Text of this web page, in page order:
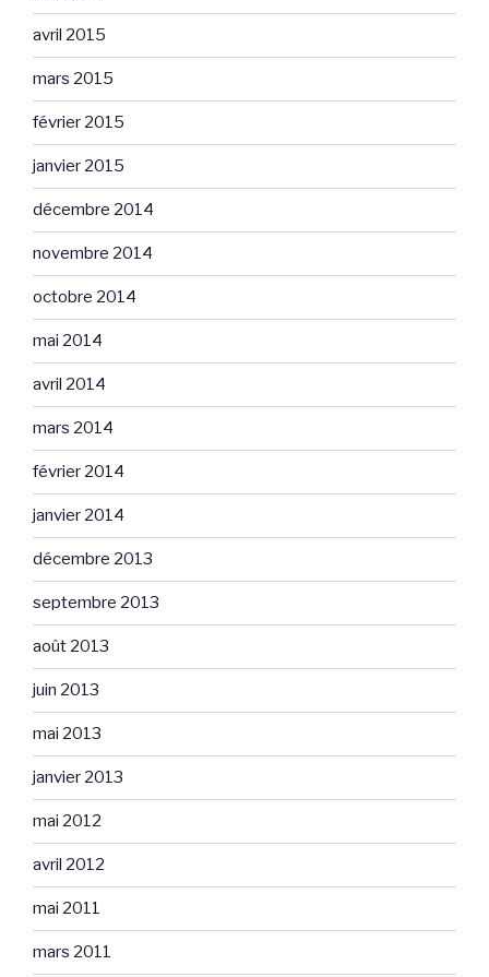
avril 2015
mars 2015
février 2015
janvier 2015
décembre 2014
novembre 2014
octobre 2014
mai 2014
avril 2014
mars 2014
février 2014
janvier 2014
décembre 2013
septembre 2013
août 2013
juin 2013
mai 2013
janvier 2013
mai 2012
avril 2012
mai 2011
mars 2011